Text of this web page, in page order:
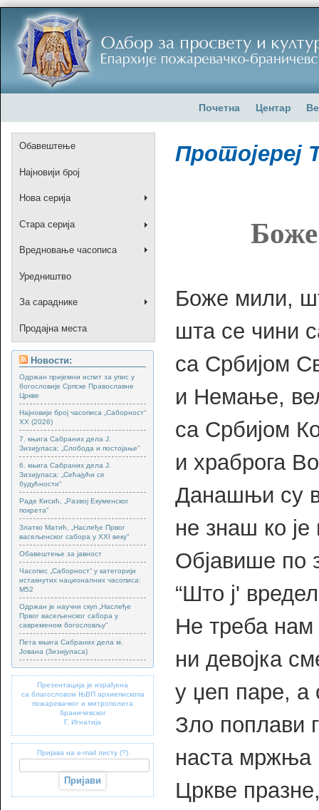
Почетна Центар
Обавештење
Најновији број
Нова серија
Стара серија
Вредновање часописа
Уредништво
За сараднике
Продајна места
Новости:
Одржан пријемни испит за упис у
богословије Српске Православне
Цркве
Најновији број часописа „Саборност“
XX (2026)
7. књига Сабраних дела Ј.
Зизијуласа: „Слобода и постојање“
6. књига Сабраних дела Ј.
Зизијуласа: „Сећајући се
будућности“
Раде Кисић, „Развој Екуменског
покрета“
Златко Матић, „Наслеђе Првог
васељенског сабора у XXI веку“
Обавештење за јавност
Часопис „Саборност“ у категорији
истакнутих националних часописа:
М52
Одржан је научни скуп „Наслеђе
Првог васељенског сабора у
савременом богословљу“
Пета књига Сабраних дела м.
Јована (Зизијуласа)
Презентација је израђена
са благословом ЊВП архиепископа
пожаревачког и митрополита
браничевског
Г. Игнатија
Пријава на e-mail листу (?)
Протојереј
Боже мили,
шта се чини
са Србијом
и Немање,
са Србијом
и храброга
Данашњи су
не знаш ко је
Објавише по
“Што ј'
Не треба нам
ни девојка
у џеп паре, а
Зло поплави
наста мржња
Цркве